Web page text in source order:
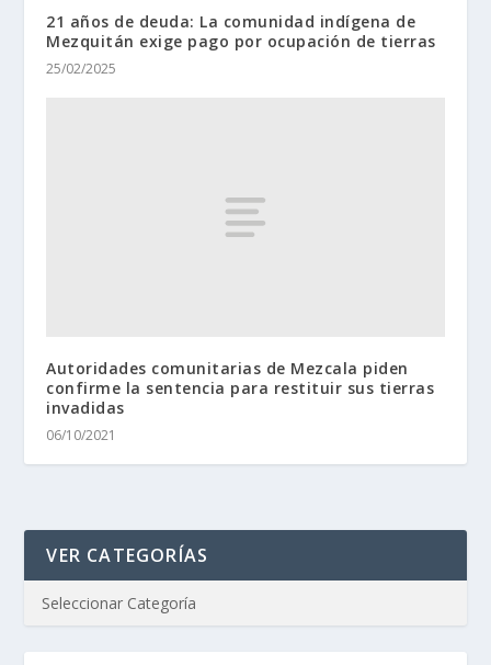
21 años de deuda: La comunidad indígena de
Mezquitán exige pago por ocupación de tierras
25/02/2025
Autoridades comunitarias de Mezcala piden
confirme la sentencia para restituir sus tierras
invadidas
06/10/2021
VER CATEGORÍAS